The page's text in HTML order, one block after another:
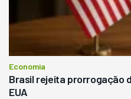
Economia
Brasil rejeita prorrogação
EUA